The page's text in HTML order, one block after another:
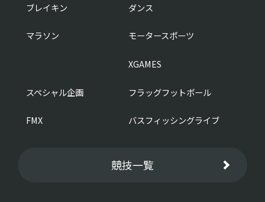
ブレイキン ダンス
マラソン モータースポーツ
XGAMES
スペシャル企画 フラッグフットボール
FMX バスフィッシングライブ
競技一覧